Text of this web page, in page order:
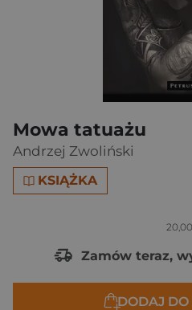
Mowa tatuażu
Andrzej Zwoliński
KSIĄŻKA
20,00
Zamów teraz,
DODAJ DO